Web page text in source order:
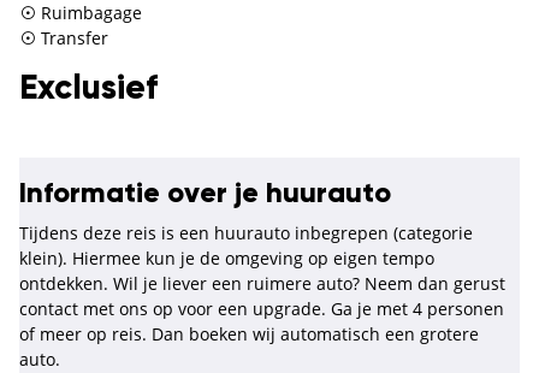
Ruimbagage
Transfer
Exclusief
Informatie over je huurauto
Tijdens deze reis is een huurauto inbegrepen (categorie
klein). Hiermee kun je de omgeving op eigen tempo
ontdekken. Wil je liever een ruimere auto? Neem dan gerust
contact met ons op voor een upgrade. Ga je met 4 personen
of meer op reis. Dan boeken wij automatisch een grotere
auto.